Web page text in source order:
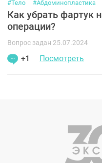
#Тело #Абдоминопластика
Как убрать фартук
операции?
Вопрос задан 25.07.2024
+1 Посмотреть